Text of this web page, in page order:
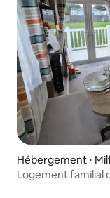
Hébergement ⋅
Logement familial